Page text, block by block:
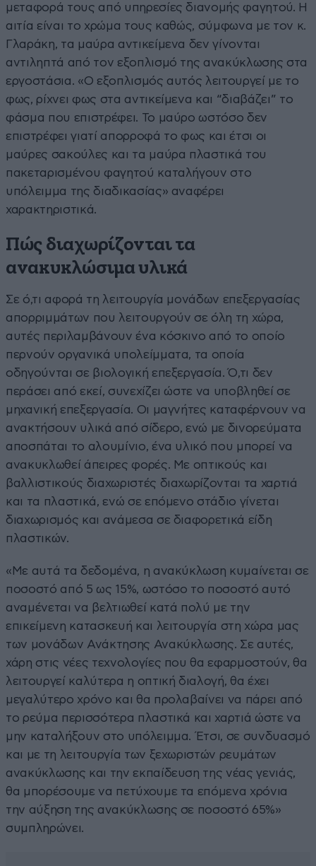
μεταφορά τους από υπηρεσίες διανομής φαγητού. Η
αιτία είναι το χρώμα τους καθώς, σύμφωνα με τον κ.
Γλαράκη, τα μαύρα αντικείμενα δεν γίνονται
αντιληπτά από τον εξοπλισμό της ανακύκλωσης στα
εργοστάσια. «Ο εξοπλισμός αυτός λειτουργεί με το
φως, ρίχνει φως στα αντικείμενα και “διαβάζει” το
φάσμα που επιστρέφει. Το μαύρο ωστόσο δεν
επιστρέφει γιατί απορροφά το φως και έτσι οι
μαύρες σακούλες και τα μαύρα πλαστικά του
πακεταρισμένου φαγητού καταλήγουν στο
υπόλειμμα της διαδικασίας» αναφέρει
χαρακτηριστικά.
Πώς διαχωρίζονται τα
ανακυκλώσιμα υλικά
Σε ό,τι αφορά τη λειτουργία μονάδων επεξεργασίας
απορριμμάτων που λειτουργούν σε όλη τη χώρα,
αυτές περιλαμβάνουν ένα κόσκινο από το οποίο
περνούν οργανικά υπολείμματα, τα οποία
οδηγούνται σε βιολογική επεξεργασία. Ό,τι δεν
περάσει από εκεί, συνεχίζει ώστε να υποβληθεί σε
μηχανική επεξεργασία. Οι μαγνήτες καταφέρνουν να
ανακτήσουν υλικά από σίδερο, ενώ με δινορεύματα
αποσπάται το αλουμίνιο, ένα υλικό που μπορεί να
ανακυκλωθεί άπειρες φορές. Με οπτικούς και
βαλλιστικούς διαχωριστές διαχωρίζονται τα χαρτιά
και τα πλαστικά, ενώ σε επόμενο στάδιο γίνεται
διαχωρισμός και ανάμεσα σε διαφορετικά είδη
πλαστικών.
«Με αυτά τα δεδομένα, η ανακύκλωση κυμαίνεται σε
ποσοστό από 5 ως 15%, ωστόσο το ποσοστό αυτό
αναμένεται να βελτιωθεί κατά πολύ με την
επικείμενη κατασκευή και λειτουργία στη χώρα μας
των μονάδων Ανάκτησης Ανακύκλωσης. Σε αυτές,
χάρη στις νέες τεχνολογίες που θα εφαρμοστούν, θα
λειτουργεί καλύτερα η οπτική διαλογή, θα έχει
μεγαλύτερο χρόνο και θα προλαβαίνει να πάρει από
το ρεύμα περισσότερα πλαστικά και χαρτιά ώστε να
μην καταλήξουν στο υπόλειμμα. Έτσι, σε συνδυασμό
και με τη λειτουργία των ξεχωριστών ρευμάτων
ανακύκλωσης και την εκπαίδευση της νέας γενιάς,
θα μπορέσουμε να πετύχουμε τα επόμενα χρόνια
την αύξηση της ανακύκλωσης σε ποσοστό 65%»
συμπληρώνει.